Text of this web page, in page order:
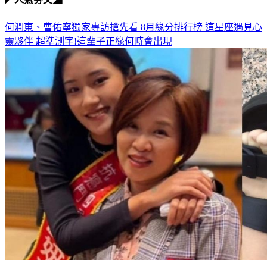
何潤東、曹佑寧獨家專訪搶先看8月緣分排行榜 這星座遇見心
靈夥伴
超準測字!這輩子正緣何時會出現